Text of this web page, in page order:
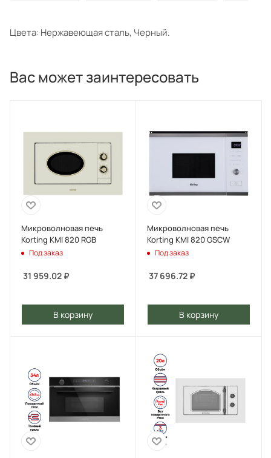
Цвета: Нержавеющая сталь, Черный.
Вас может заинтересовать
Микроволновая печь
Korting KMI 820 RGB
Под заказ
31 959.02 ₽
В корзину
Микроволновая печь
Korting KMI 820 GSCW
Под заказ
37 696.72 ₽
В корзину